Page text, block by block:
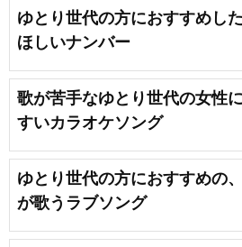
ゆとり世代の方におすすめし
ほしいナンバー
歌が苦手なゆとり世代の女性
すいカラオケソング
ゆとり世代の方におすすめの
が歌うラブソング